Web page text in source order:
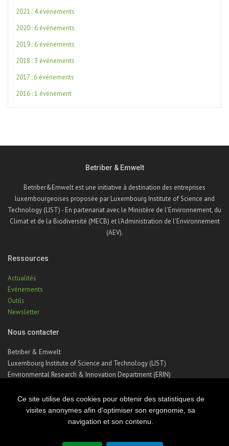
Ce site utilise des cookies pour obtenir des statistiques de
visites anonymes afin d'optimiser son ergonomie, sa
navigation et son contenu.
2021 : 4 événements
2020 : 6 événements
2019 : 6 événements
2018 : 3 événements
2017 : 6 événements
2016 : 1 événement
Betriber & Emwelt
Betriber&Emwelt est une initiative à destination des entreprises
luxembourgeoises proposée par Luxembourg Institute of Science and
Technology (LIST) - En partenariat avec le Ministère de l'Environnement, du
Climat et de la Biodiversité (MECB) et l'Administration de l'Environnement
(AEV).
Ressources
Actualités
Evénements
Outils
Newsletter
Nous contacter
Betriber & Emwelt
Luxembourg Institute of Science and Technology (LIST)
Environmental Research & Innovation Department (ERIN)
Téléphone : +352 275 888 – 1
Email :betriber-emwelt@list.lu
© Copyright 2026 Luxembourg Institute of Science & Technology - LIST